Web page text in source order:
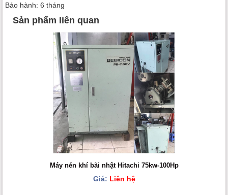
Bảo hành: 6 tháng
Sản phẩm liên quan
Máy nén khí bãi nhật Hitachi 75kw-100Hp
Giá: Liên hệ